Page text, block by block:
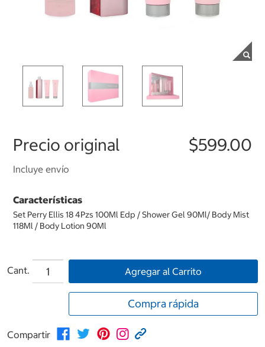
Precio original $599.00
Incluye envío
Características
Set Perry Ellis 18 4Pzs 100Ml Edp / Shower Gel 90Ml/ Body Mist
118Ml / Body Lotion 90Ml
Cant. Agregar al Carrito
Compra rápida
Compartir